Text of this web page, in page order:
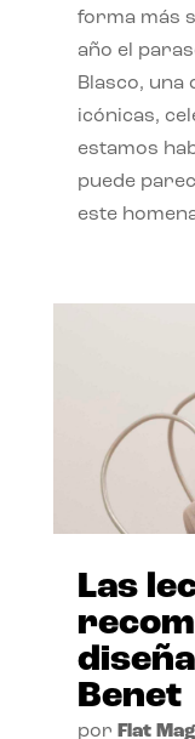
forma más
año el
Blasco, una
icónicas,
estamos
puede
este
Las
Benet
por Flat